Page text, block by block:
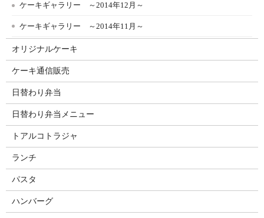
ケーキギャラリー ～2014年12月～
ケーキギャラリー ～2014年11月～
オリジナルケーキ
ケーキ通信販売
日替わり弁当
日替わり弁当メニュー
トアルコトラジャ
ランチ
パスタ
ハンバーグ